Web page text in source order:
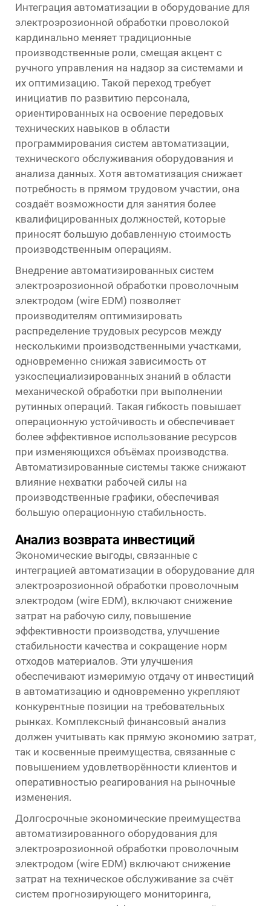
Интеграция автоматизации в оборудование для
электроэрозионной обработки проволокой
кардинально меняет традиционные
производственные роли, смещая акцент с
ручного управления на надзор за системами и
их оптимизацию. Такой переход требует
инициатив по развитию персонала,
ориентированных на освоение передовых
технических навыков в области
программирования систем автоматизации,
технического обслуживания оборудования и
анализа данных. Хотя автоматизация снижает
потребность в прямом трудовом участии, она
создаёт возможности для занятия более
квалифицированных должностей, которые
приносят большую добавленную стоимость
производственным операциям.
Внедрение автоматизированных систем
электроэрозионной обработки проволочным
электродом (wire EDM) позволяет
производителям оптимизировать
распределение трудовых ресурсов между
несколькими производственными участками,
одновременно снижая зависимость от
узкоспециализированных знаний в области
механической обработки при выполнении
рутинных операций. Такая гибкость повышает
операционную устойчивость и обеспечивает
более эффективное использование ресурсов
при изменяющихся объёмах производства.
Автоматизированные системы также снижают
влияние нехватки рабочей силы на
производственные графики, обеспечивая
большую операционную стабильность.
Анализ возврата инвестиций
Экономические выгоды, связанные с
интеграцией автоматизации в оборудование для
электроэрозионной обработки проволочным
электродом (wire EDM), включают снижение
затрат на рабочую силу, повышение
эффективности производства, улучшение
стабильности качества и сокращение норм
отходов материалов. Эти улучшения
обеспечивают измеримую отдачу от инвестиций
в автоматизацию и одновременно укрепляют
конкурентные позиции на требовательных
рынках. Комплексный финансовый анализ
должен учитывать как прямую экономию затрат,
так и косвенные преимущества, связанные с
повышением удовлетворённости клиентов и
оперативностью реагирования на рыночные
изменения.
Долгосрочные экономические преимущества
автоматизированного оборудования для
электроэрозионной обработки проволочным
электродом (wire EDM) включают снижение
затрат на техническое обслуживание за счёт
систем прогнозирующего мониторинга,